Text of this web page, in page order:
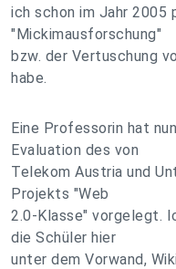
ich schon im Jahr 2005
"Mickimausforschung"
bzw. der Vertuschung
habe.
Eine Professorin hat
Evaluation des von
Telekom Austria und
Projekts "Web
2.0-Klasse" vorgelegt.
die Schüler hier
unter dem Vorwand,